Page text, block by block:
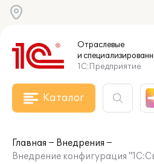
Отраслевые
и
1С:Предприятие
Каталог
Главная
Внедрения
Внедрение конфигурация